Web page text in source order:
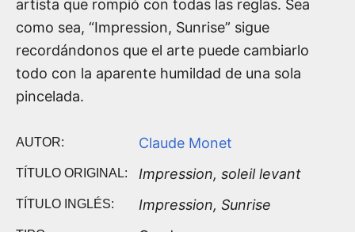
artista que rompió con todas las reglas. Sea
como sea, “Impression, Sunrise” sigue
recordándonos que el arte puede cambiarlo
todo con la aparente humildad de una sola
pincelada.
AUTOR: Claude Monet
TÍTULO ORIGINAL: Impression, soleil levant
TÍTULO INGLÉS: Impression, Sunrise